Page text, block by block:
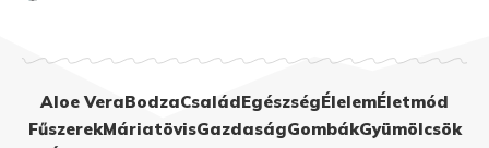
Aloe VeraBodzaCsaládEgészségÉlelemÉletmód
FűszerekMáriatövisGazdaságGombákGyümölcsök